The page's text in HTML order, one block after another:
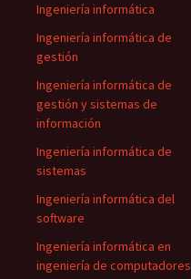
Ingeniería informática
Ingeniería informática de
gestión
Ingeniería informática de
gestión y sistemas de
información
Ingeniería informática de
sistemas
Ingeniería informática del
software
Ingeniería informática en
ingeniería de computadores